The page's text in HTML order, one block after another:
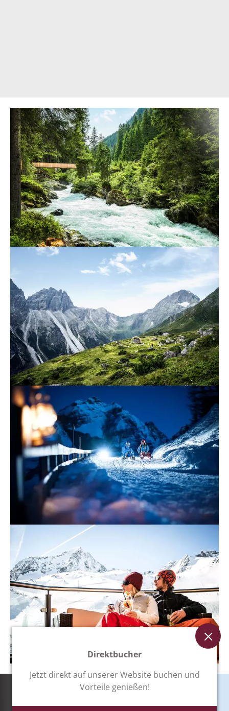
Direktbucher
Jetzt direkt auf unserer Website buchen und
Vorteile genießen!